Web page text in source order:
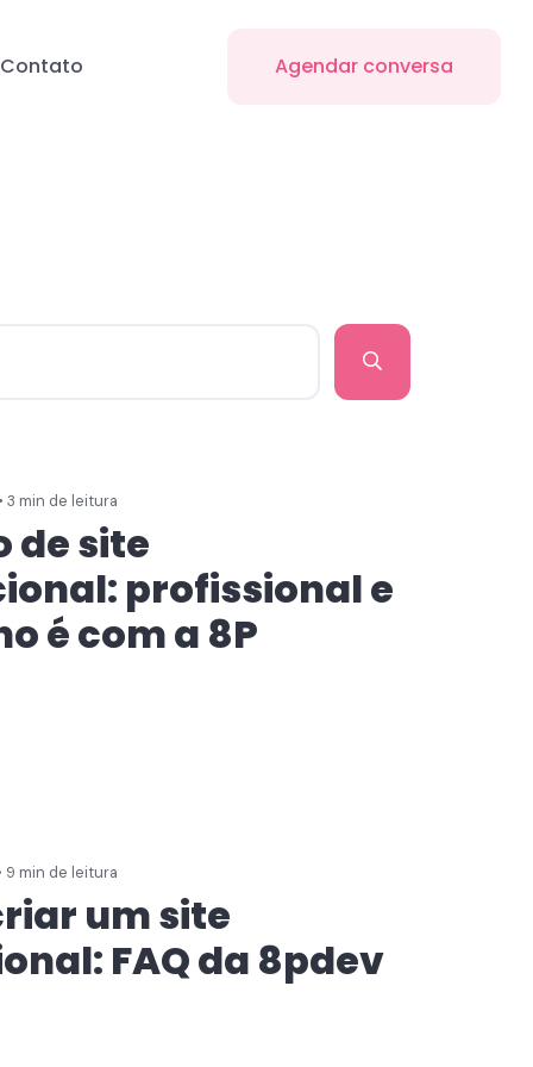
Contato Agendar conversa
3 min de leitura
de site
profissional e
é com a 8P
9 min de leitura
um site
FAQ da 8pdev